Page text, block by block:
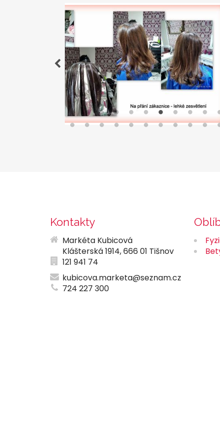
Kontakty
Markéta Kubicová
Klášterská 1914, 666 01 Tišnov
121 941 74
kubicova.marketa@seznam.cz
724 227 300